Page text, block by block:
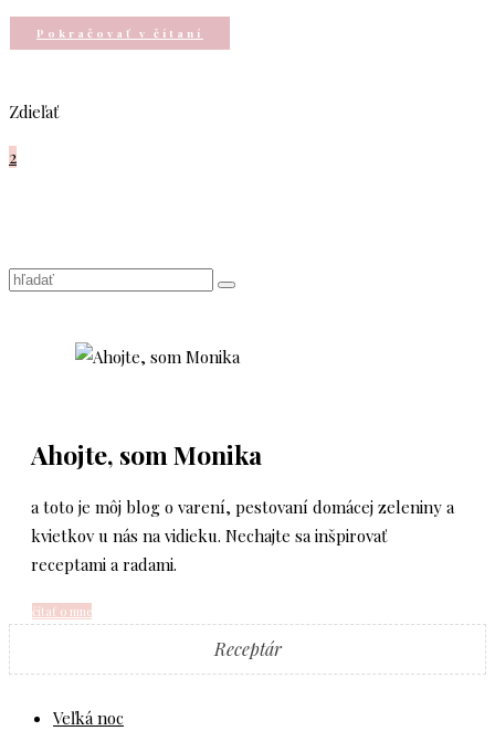
Pokračovať v čítaní
Zdieľať
2
Ahojte, som Monika
a toto je môj blog o varení, pestovaní domácej zeleniny a
kvietkov u nás na vidieku. Nechajte sa inšpirovať
receptami a radami.
čítať o mne
Receptár
Veľká noc